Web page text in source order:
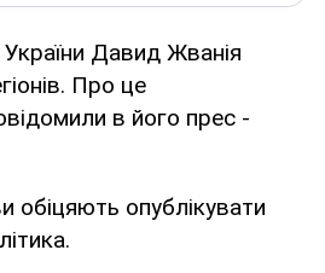
Давид Жванія
Про це
в його прес -
обіцяють опублікувати